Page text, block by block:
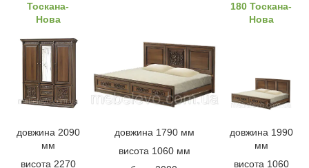
Тоскана-
Нова
180 Тоскана-
Нова
довжина 2090
мм
висота 2270
довжина 1790 мм
висота 1060 мм
довжина 1990
мм
висота 1060